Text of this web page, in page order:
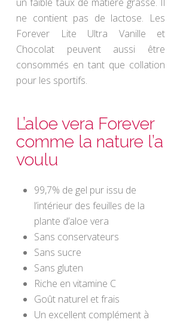
ne contient pas de lactose. Les
Forever Lite Ultra Vanille et
Chocolat peuvent aussi être
consommés en tant que collation
pour les sportifs.
L’aloe vera Forever
comme la nature l’a
voulu
99,7% de gel pur issu de
l’intérieur des feuilles de la
plante d’aloe vera
Sans conservateurs
Sans sucre
Sans gluten
Riche en vitamine C
Goût naturel et frais
Un excellent complément à